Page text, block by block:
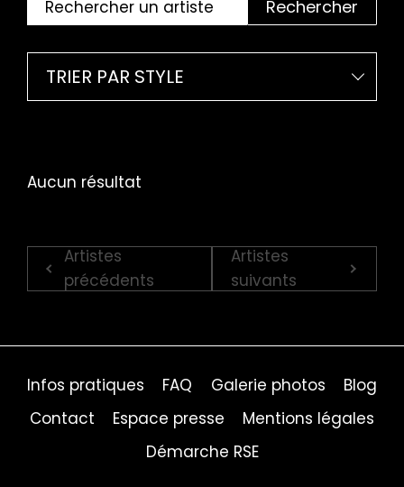
Rechercher
TRIER PAR STYLE
Aucun résultat
Artistes
précédents
Artistes
suivants
Infos pratiques FAQ Galerie photos
Blog
Contact
Espace presse
Mentions légales
Démarche RSE